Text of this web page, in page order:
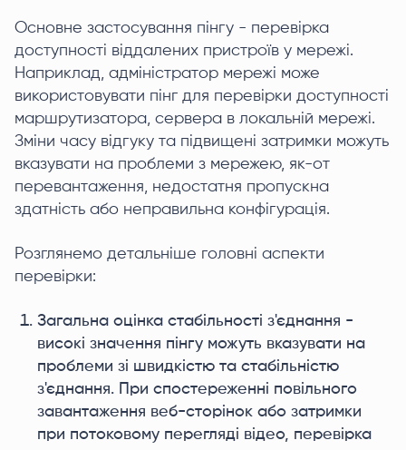
Основне застосування пінгу - перевірка
доступності віддалених пристроїв у мережі.
Наприклад, адміністратор мережі може
використовувати пінг для перевірки доступності
маршрутизатора, сервера в локальній мережі.
Зміни часу відгуку та підвищені затримки можуть
вказувати на проблеми з мережею, як-от
перевантаження, недостатня пропускна
здатність або неправильна конфігурація.
Розглянемо детальніше головні аспекти
перевірки:
Загальна оцінка стабільності з'єднання -
високі значення пінгу можуть вказувати на
проблеми зі швидкістю та стабільністю
з'єднання. При спостереженні повільного
завантаження веб-сторінок або затримки
при потоковому перегляді відео, перевірка